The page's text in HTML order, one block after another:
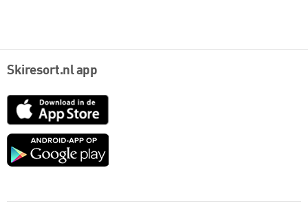
Skiresort.nl app
App
Google